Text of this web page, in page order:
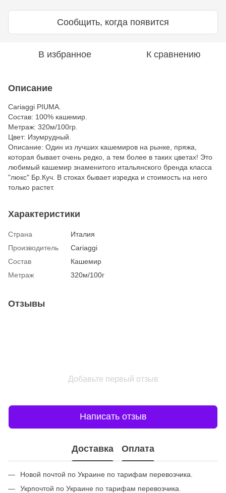
Сообщить, когда появится
В избранное К сравнению
Описание
Cariaggi PIUMA.
Состав: 100% кашемир.
Метраж: 320м/100гр.
Цвет: Изумрудный.
Описание: Один из лучших кашемиров на рынке, пряжа,
которая бывает очень редко, а тем более в таких цветах! Это
любимый кашемир знаменитого итальянского бренда класса
"люкс" Бр.Куч. В стоках бывает изредка и стоимость на него
только растет.
Характеристики
Страна
Италия
Производитель
Cariaggi
Состав
Кашемир
Метраж
320м/100г
Отзывы
Добавьте первый отзыв
Написать отзыв
Доставка Оплата
Новой почтой по Украине по тарифам перевозчика.
Укрпочтой по Украине по тарифам перевозчика.